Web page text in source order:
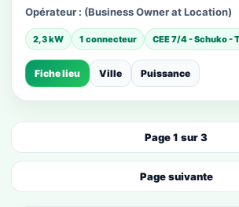
Opérateur : (Business Owner at Location)
2,3 kW 1 connecteur CEE 7/4 - Schuko -
Fiche lieu Ville Puissance
Page 1 sur 3
Page suivante